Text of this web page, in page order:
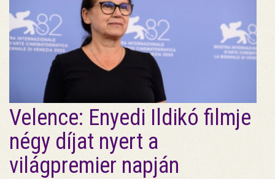
Velence: Enyedi Ildikó filmje
négy díjat nyert a
világpremier napján